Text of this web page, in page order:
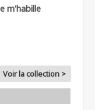
m'habille
Voir la collection >